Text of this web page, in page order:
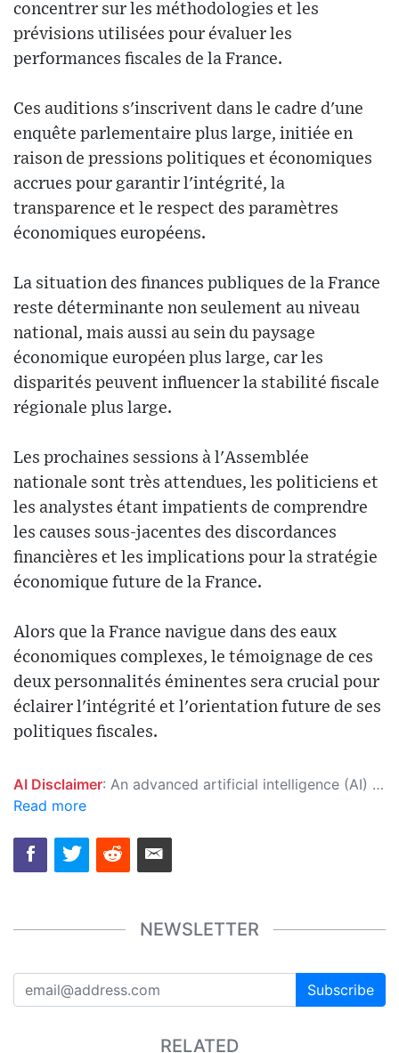
concentrer sur les méthodologies et les
prévisions utilisées pour évaluer les
performances fiscales de la France.
Ces auditions s'inscrivent dans le cadre d'une
enquête parlementaire plus large, initiée en
raison de pressions politiques et économiques
accrues pour garantir l'intégrité, la
transparence et le respect des paramètres
économiques européens.
La situation des finances publiques de la France
reste déterminante non seulement au niveau
national, mais aussi au sein du paysage
économique européen plus large, car les
disparités peuvent influencer la stabilité fiscale
régionale plus large.
Les prochaines sessions à l'Assemblée
nationale sont très attendues, les politiciens et
les analystes étant impatients de comprendre
les causes sous-jacentes des discordances
financières et les implications pour la stratégie
économique future de la France.
Alors que la France navigue dans des eaux
économiques complexes, le témoignage de ces
deux personnalités éminentes sera crucial pour
éclairer l'intégrité et l'orientation future de ses
politiques fiscales.
AI Disclaimer: An advanced artificial intelligence (AI) system generated the content of this page on its own. This innovative technology conducts extensive research from a variety of reliable sources, performs rigorous fact-checking and verification, cleans up and balances biased or manipulated content, and presents a minimal factual summary that is just enough yet essential for you to function as an informed and educated citizen. Please keep in mind, however, that this system is an evolving technology, and as a result, the article may contain accidental inaccuracies or errors. We urge you to help us improve our site by reporting any inaccuracies you find using the "
Read more
NEWSLETTER
Subscribe
RELATED